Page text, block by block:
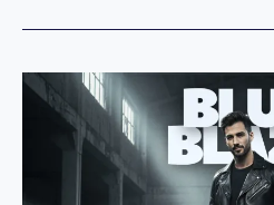
y
riesgo